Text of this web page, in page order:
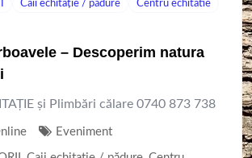
Caii echitație / pădure Centru echitatie
– Descoperim natura
și Plimbări călare 0740 873 738
Eveniment